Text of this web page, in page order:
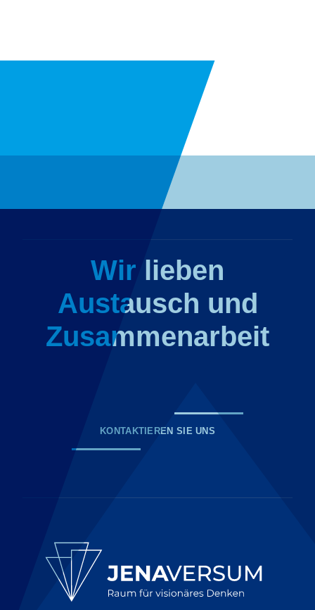
Wir lieben
Austausch und
Zusammenarbeit
KONTAKTIEREN SIE UNS